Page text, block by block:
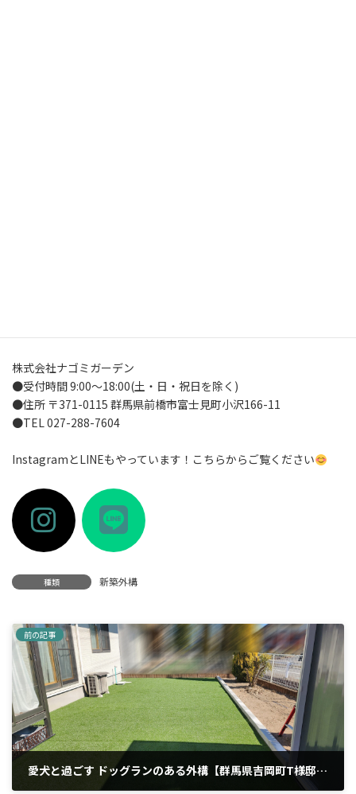
株式会社ナゴミガーデン
●受付時間 9:00～18:00(土・日・祝日を除く)
●住所 〒371-0115 群馬県前橋市富士見町小沢166-11
●TEL 027-288-7604
InstagramとLINEもやっています！こちらからご覧ください
ア
イ
コ
ン
リ
ア
イ
コ
ン
リ
種類 新築外構
前の記事
愛犬と過ごす ドッグランのある外構【群馬県吉岡町T様邸】